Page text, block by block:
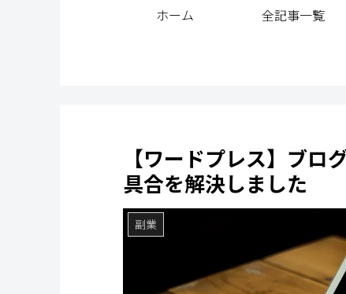
ホーム 全記事一覧
【ワードプレス】ブロ
具合を解決しました
副業